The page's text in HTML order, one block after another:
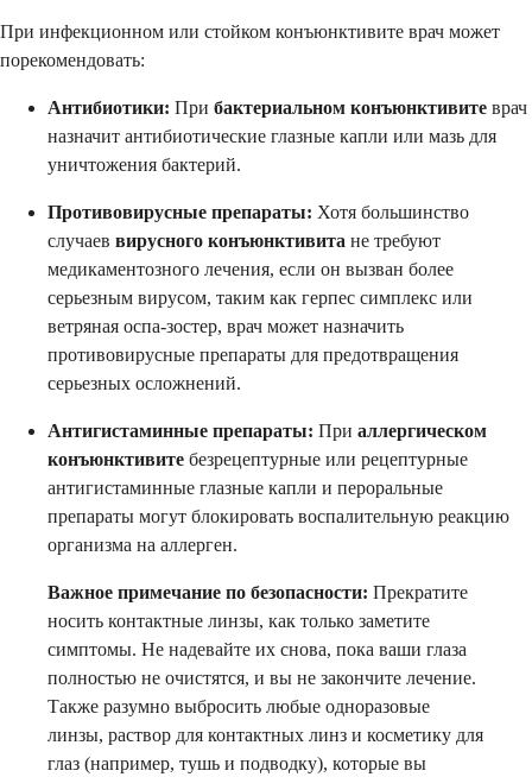
При инфекционном или стойком конъюнктивите врач может
порекомендовать:
Антибиотики: При бактериальном конъюнктивите врач
назначит антибиотические глазные капли или мазь для
уничтожения бактерий.
Противовирусные препараты: Хотя большинство
случаев вирусного конъюнктивита не требуют
медикаментозного лечения, если он вызван более
серьезным вирусом, таким как герпес симплекс или
ветряная оспа-зостер, врач может назначить
противовирусные препараты для предотвращения
серьезных осложнений.
Антигистаминные препараты: При аллергическом
конъюнктивите безрецептурные или рецептурные
антигистаминные глазные капли и пероральные
препараты могут блокировать воспалительную реакцию
организма на аллерген.
Важное примечание по безопасности: Прекратите
носить контактные линзы, как только заметите
симптомы. Не надевайте их снова, пока ваши глаза
полностью не очистятся, и вы не закончите лечение.
Также разумно выбросить любые одноразовые
линзы, раствор для контактных линз и косметику для
глаз (например, тушь и подводку), которые вы